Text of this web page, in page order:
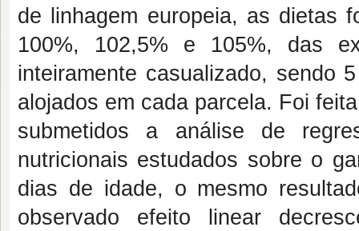
de linhagem europeia, as dietas
100%, 102,5% e 105%, das
inteiramente casualizado, sendo
alojados em cada parcela. Foi
submetidos a análise de
nutricionais estudados sobre o
dias de idade, o mesmo
observado efeito linear